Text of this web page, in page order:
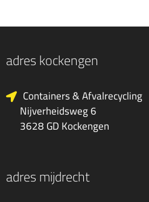
adres kockengen
Containers & Afvalrecycling
Nijverheidsweg 6
3628 GD Kockengen
adres mijdrecht